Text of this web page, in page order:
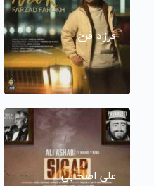
فرزاد فرخ
علی اصحابی